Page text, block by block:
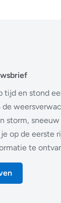
tijd en stond
de
storm, sneeuw
op de eerste
te